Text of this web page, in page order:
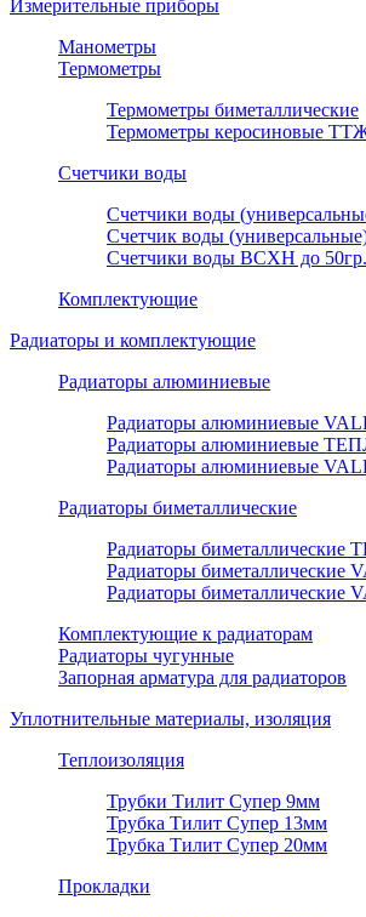
Измерительные приборы
Манометры
Термометры
Термометры биметаллические
Термометры керосиновые
Счетчики воды
Счетчики воды
Счетчик воды
Счетчики воды ВСХН до 50гр.
Комплектующие
Радиаторы и комплектующие
Радиаторы алюминиевые
Радиаторы алюминиевые
Радиаторы алюминиевые
Радиаторы алюминиевые
Радиаторы биметаллические
Радиаторы
Радиаторы биметаллические
Радиаторы биметаллические
Комплектующие к радиаторам
Радиаторы чугунные
Запорная арматура для радиаторов
Уплотнительные материалы, изоляция
Теплоизоляция
Трубки Тилит Супер 9мм
Трубка Тилит Супер 13мм
Трубка Тилит Супер 20мм
Прокладки